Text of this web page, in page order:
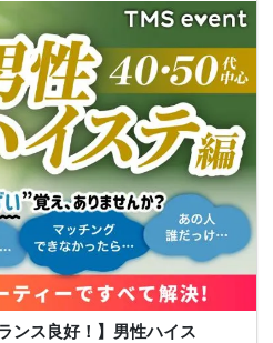
ンス良好！】男性ハイス